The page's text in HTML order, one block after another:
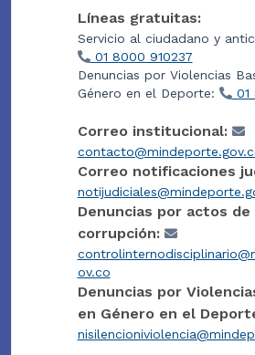
Líneas gratuitas:
Servicio al ciudadano y
01 8000 910237
Denuncias por Violencias
Género en el Deporte:
01
Correo institucional:
Correo notificaciones
Denuncias por actos de
corrupción:
ov.co
Denuncias por
en Género en el